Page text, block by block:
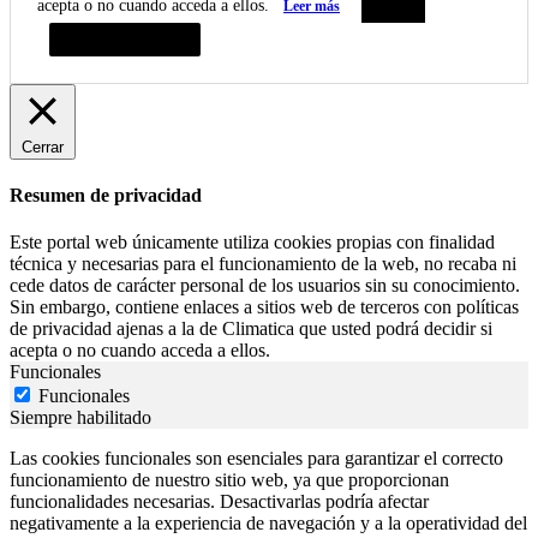
acepta o no cuando acceda a ellos. Leer más
Cerrar
Resumen de privacidad
Este portal web únicamente utiliza cookies propias con finalidad
técnica y necesarias para el funcionamiento de la web, no recaba ni
cede datos de carácter personal de los usuarios sin su conocimiento.
Sin embargo, contiene enlaces a sitios web de terceros con políticas
de privacidad ajenas a la de Climatica que usted podrá decidir si
acepta o no cuando acceda a ellos.
Funcionales
Funcionales
Siempre habilitado
Las cookies funcionales son esenciales para garantizar el correcto
funcionamiento de nuestro sitio web, ya que proporcionan
funcionalidades necesarias. Desactivarlas podría afectar
negativamente a la experiencia de navegación y a la operatividad del